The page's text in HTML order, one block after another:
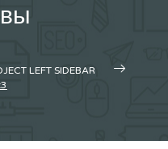
LEFT SIDEBAR